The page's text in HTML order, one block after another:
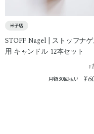
米子店
STOFF Nagel | ストッフナ
用 キャンドル 12本セット
¥
月額30回払い ¥